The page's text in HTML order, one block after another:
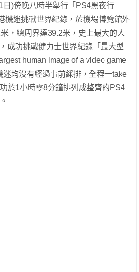
日)傍晚八時半舉行「PS4黑夜行
機迷挑戰世界紀錄，於機場博覽館外
，總周界達39.2米，史上最大的人
成功挑戰健力士世界紀錄「最大型
human image of a video game
迷均沒有經過事前綵排，全程一take
於1小時零8分鐘排列成整齊的PS4